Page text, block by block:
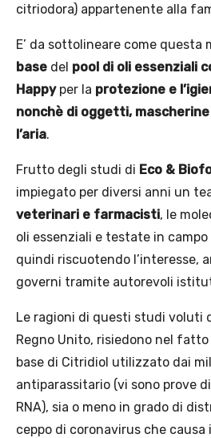
citriodora) appartenente alla
E’ da sottolineare come questa
base del pool di oli essenziali
Happyper la protezione e
nonchè di oggetti,
l’aria.
Frutto degli studi di Eco &
impiegato per diversi anni un
veterinari e farmacisti, le
oli essenziali e testate in
quindi riscuotendo l’interesse,
governi tramite autorevoli
Le ragioni di questi studi voluti
Regno Unito, risiedono nel
base di Citridiol utilizzato dai
antiparassitario (vi sono prove
RNA), sia o meno in grado di
ceppo di coronavirus che causa